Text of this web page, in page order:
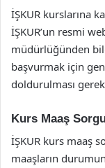
İŞKUR kurslarına
İŞKUR’un resmi
müdürlüğünden
başvurmak için
doldurulması
Kurs Maaş
İŞKUR kurs maaş
maaşların